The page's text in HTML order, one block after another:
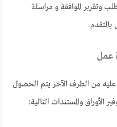
وتقرير الموافقة و مراسلة
بالمتقدم.
عمل
من الطرف الآخر يتم الحصول
الأوراق والمستندات التالية: